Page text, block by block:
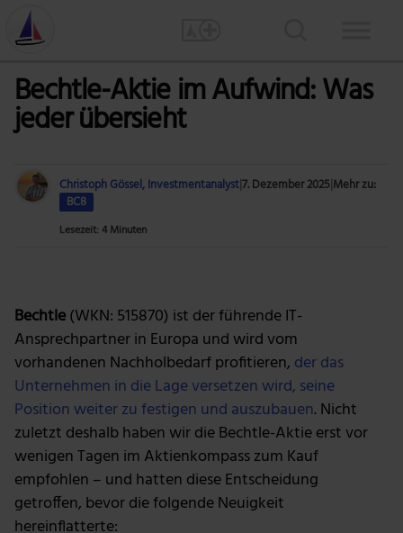
Bechtle-Aktie im Aufwind: Was
jeder übersieht
Christoph Gössel, Investmentanalyst7. Dezember 2025Mehr zu:
BC8
Lesezeit: 4 Minuten
Bechtle(WKN: 515870) ist der führende IT-
Ansprechpartner in Europa und wird vom
vorhandenen Nachholbedarf profitieren, der das
Unternehmen in die Lage versetzen wird, seine
Position weiter zu festigen und auszubauen. Nicht
zuletzt deshalb haben wir die Bechtle-Aktie erst vor
wenigen Tagen im Aktienkompass zum Kauf
empfohlen – und hatten diese Entscheidung
getroffen, bevor die folgende Neuigkeit
hereinflatterte: